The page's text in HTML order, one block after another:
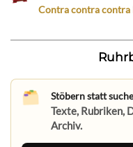
Contra contra contra
Stöbern statt
Texte, Rubriken,
Archiv.